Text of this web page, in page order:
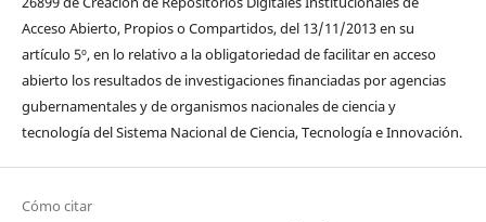
Acceso Abierto, Propios o Compartidos, del 13/11/2013 en su
artículo 5º, en lo relativo a la obligatoriedad de facilitar en acceso
abierto los resultados de investigaciones financiadas por agencias
gubernamentales y de organismos nacionales de ciencia y
tecnología del Sistema Nacional de Ciencia, Tecnología e Innovación.
Cómo citar